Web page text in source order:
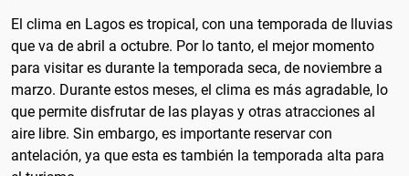
El clima en Lagos es tropical, con una temporada de lluvias
que va de abril a octubre. Por lo tanto, el mejor momento
para visitar es durante la temporada seca, de noviembre a
marzo. Durante estos meses, el clima es más agradable, lo
que permite disfrutar de las playas y otras atracciones al
aire libre. Sin embargo, es importante reservar con
antelación, ya que esta es también la temporada alta para